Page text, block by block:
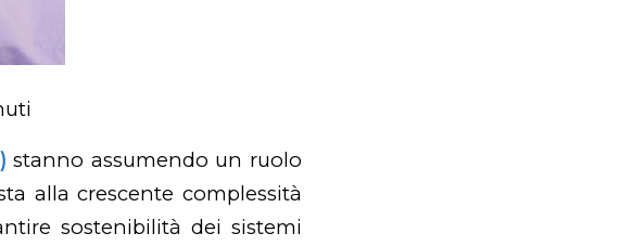
stanno assumendo un ruolo
alla crescente complessità
sostenibilità dei sistemi